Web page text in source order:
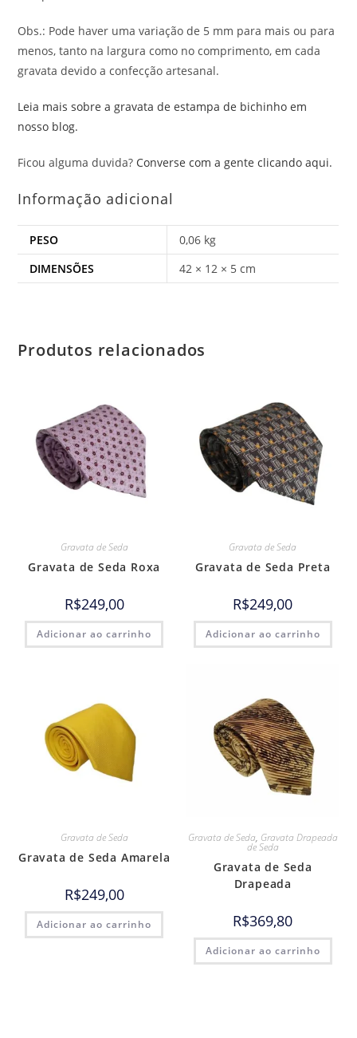
Obs.: Pode haver uma variação de 5 mm para mais ou para
menos, tanto na largura como no comprimento, em cada
gravata devido a confecção artesanal.
Leia mais sobre a gravata de estampa de bichinho em
nosso blog.
Ficou alguma duvida? Converse com a gente clicando aqui.
Informação adicional
PESO
0,06 kg
DIMENSÕES
42 × 12 × 5 cm
Produtos relacionados
Gravata de Seda
Gravata de Seda Roxa
R$249,00
Adicionar ao carrinho
Gravata de Seda
Gravata de Seda Preta
R$249,00
Adicionar ao carrinho
Gravata de Seda
Gravata de Seda Amarela
R$249,00
Adicionar ao carrinho
Gravata de Seda, Gravata Drapeada
de Seda
Gravata de Seda
Drapeada
R$369,80
Adicionar ao carrinho